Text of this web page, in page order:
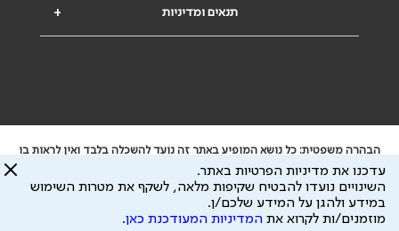
+ תנאים ומדיניות
הבהרה משפטית: כל נושא המופיע באתר זה נועד להשכלה בלבד ואין לראות בו
ייעוץ רפואי או משפטי. אין הר"י אחראית לתוכן המתפרסם באתר זה ולכל נזק
שעלול להיגרם.
ידוע לי שהר"י אוספת ושומרת מידע אישי לצורך מתן השרות וכי חלק ממנו עשוי
להיות מועבר לצדדים שלישיים, הכל בכפוף למדיניות הפרטיות
עדכנו את מדיניות הפרטיות באתר.
השינויים נועדו להבטיח שקיפות מלאה, לשקף את מטרות השימוש
במידע ולהגן על המידע שלכם/ן.
מוזמנים/ות לקרוא את המדיניות המעודכנת כאן.